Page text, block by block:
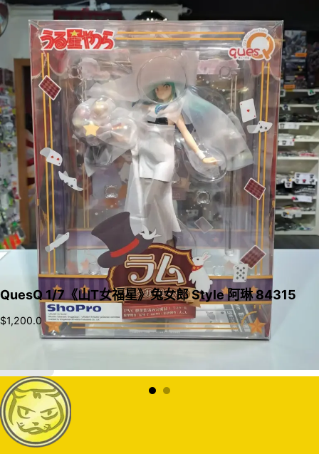
QuesQ 1/7《山T女福星》兔女郎 Style 阿琳 84315
$1,200.0